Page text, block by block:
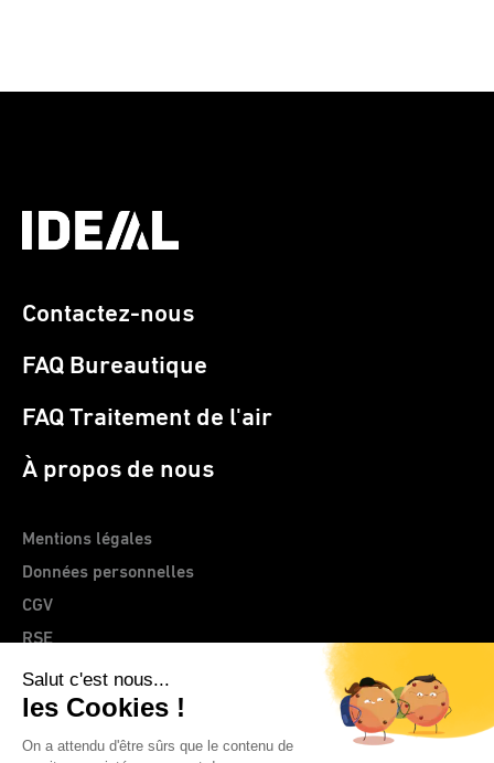
> Site web CLEMENTZ - EUROMEGRAS
Contactez-nous
FAQ Bureautique
FAQ Traitement de l'air
À propos de nous
Mentions légales
Données personnelles
CGV
RSE